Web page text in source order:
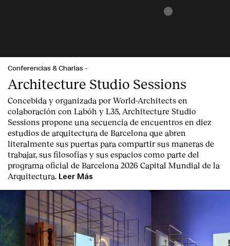
Index
Conferencias & Charlas -
Architecture Studio Sessions
Concebida y organizada por World-Architects en
colaboración con Labóh y L35, Architecture Studio
Sessions propone una secuencia de encuentros en diez
estudios de arquitectura de Barcelona que abren
literalmente sus puertas para compartir sus maneras de
trabajar, sus filosofías y sus espacios como parte del
programa oficial de Barcelona 2026 Capital Mundial de la
Arquitectura. Leer Más